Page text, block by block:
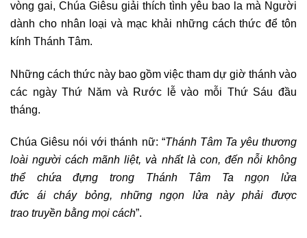
vòng gai, Chúa Giêsu giải thích tình yêu bao la mà Người
dành cho nhân loại và mạc khải những cách thức để tôn
kính Thánh Tâm.
Những cách thức này bao gồm việc tham dự giờ thánh vào
các ngày Thứ Năm và Rước lễ vào mỗi Thứ Sáu đầu
tháng.
Chúa Giêsu nói với thánh nữ: “Thánh Tâm Ta yêu thương
loài người cách mãnh liệt, và nhất là con, đến nỗi không
thể chứa đựng trong Thánh Tâm Ta ngọn lửa
đức ái cháybỏng, nhữngngọn lửa nàyphải được
trao truyền bằng mọi cách”.